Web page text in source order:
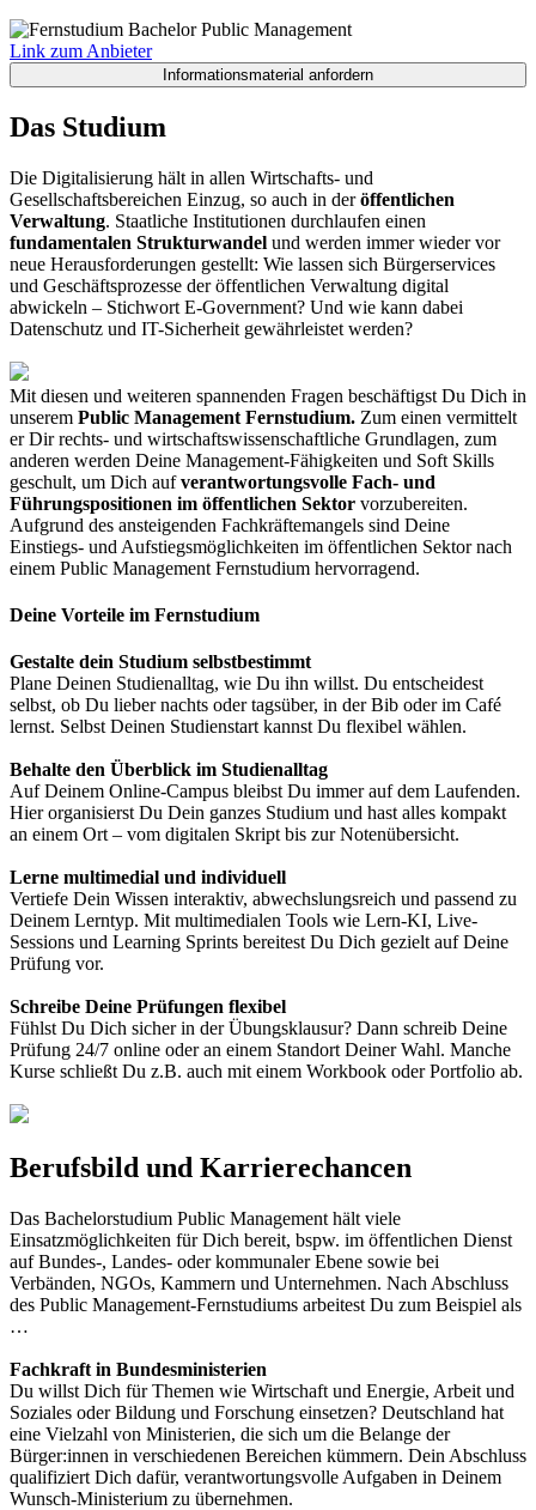
Link zum Anbieter
Das Studium
Die Digitalisierung hält in allen Wirtschafts- und
Gesellschaftsbereichen Einzug, so auch in deröffentlichen
Verwaltung. Staatliche Institutionen durchlaufen einen
fundamentalen Strukturwandel und werden immer wieder vor
neue Herausforderungen gestellt: Wie lassen sich Bürgerservices
und Geschäftsprozesse der öffentlichen Verwaltung digital
abwickeln – Stichwort E-Government? Und wie kann dabei
Datenschutz und IT-Sicherheit gewährleistet werden?
Mit diesen und weiteren spannenden Fragen beschäftigst Du Dich in
unserem Public Management Fernstudium. Zum einen vermittelt
er Dir rechts- und wirtschaftswissenschaftliche Grundlagen, zum
anderen werden Deine Management-Fähigkeiten und Soft Skills
geschult, um Dich aufverantwortungsvolle Fach- und
Führungspositionen im öffentlichen Sektor vorzubereiten.
Aufgrund des ansteigenden Fachkräftemangels sind Deine
Einstiegs- und Aufstiegsmöglichkeiten im öffentlichen Sektor nach
einem Public Management Fernstudium hervorragend.
Deine Vorteile im Fernstudium
Gestalte dein Studium selbstbestimmt
Plane Deinen Studienalltag, wie Du ihn willst. Du entscheidest
selbst, ob Du lieber nachts oder tagsüber, in der Bib oder im Café
lernst. Selbst Deinen Studienstart kannst Du flexibel wählen.
Behalte den Überblick im Studienalltag
Auf Deinem Online-Campus bleibst Du immer auf dem Laufenden.
Hier organisierst Du Dein ganzes Studium und hast alles kompakt
an einem Ort – vom digitalen Skript bis zur Notenübersicht.
Lerne multimedial und individuell
Vertiefe Dein Wissen interaktiv, abwechslungsreich und passend zu
Deinem Lerntyp. Mit multimedialen Tools wie Lern-KI, Live-
Sessions und Learning Sprints bereitest Du Dich gezielt auf Deine
Prüfung vor.
Schreibe Deine Prüfungen flexibel
Fühlst Du Dich sicher in der Übungsklausur? Dann schreib Deine
Prüfung 24/7 online oder an einem Standort Deiner Wahl. Manche
Kurse schließt Du z.B. auch mit einem Workbook oder Portfolio ab.
Berufsbild und Karrierechancen
Das Bachelorstudium Public Management hält viele
Einsatzmöglichkeiten für Dich bereit, bspw. im öffentlichen Dienst
auf Bundes-, Landes- oder kommunaler Ebene sowie bei
Verbänden, NGOs, Kammern und Unternehmen. Nach Abschluss
des Public Management-Fernstudiums arbeitest Du zum Beispiel als
…
Fachkraft in Bundesministerien
Du willst Dich für Themen wie Wirtschaft und Energie, Arbeit und
Soziales oder Bildung und Forschung einsetzen? Deutschland hat
eine Vielzahl von Ministerien, die sich um die Belange der
Bürger:innen in verschiedenen Bereichen kümmern. Dein Abschluss
qualifiziert Dich dafür, verantwortungsvolle Aufgaben in Deinem
Wunsch-Ministerium zu übernehmen.